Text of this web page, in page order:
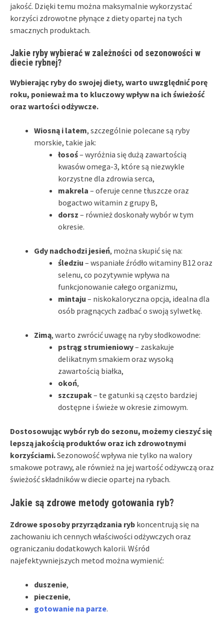
jakość. Dzięki temu można maksymalnie wykorzystać
korzyści zdrowotne płynące z diety opartej na tych
smacznych produktach.
Jakie ryby wybierać w zależności od sezonowości w
diecie rybnej?
Wybierając ryby do swojej diety, warto uwzględnić porę
roku, ponieważ ma to kluczowy wpływ na ich świeżość
oraz wartości odżywcze.
Wiosną i latem, szczególnie polecane są ryby
morskie, takie jak:
łosoś– wyróżnia się dużą zawartością
kwasów omega-3, które są niezwykle
korzystne dla zdrowia serca,
makrela – oferuje cenne tłuszcze oraz
bogactwo witamin z grupy B,
dorsz – również doskonały wybór w tym
okresie.
Gdy nadchodzi jesień, można skupić się na:
śledziu – wspaniałe źródło witaminy B12 oraz
selenu, co pozytywnie wpływa na
funkcjonowanie całego organizmu,
mintaju – niskokaloryczna opcja, idealna dla
osób pragnących zadbać o swoją sylwetkę.
Zimą, warto zwrócić uwagę na ryby słodkowodne:
pstrąg strumieniowy– zaskakuje
delikatnym smakiem oraz wysoką
zawartością białka,
okoń,
szczupak– te gatunki są często bardziej
dostępne i świeże w okresie zimowym.
Dostosowując wybór ryb do sezonu, możemy cieszyć się
lepszą jakością produktów oraz ich zdrowotnymi
korzyściami.Sezonowość wpływa nie tylko na walory
smakowe potrawy, ale również na jej wartość odżywczą oraz
świeżość składników w diecie opartej na rybach.
Jakie są zdrowe metody gotowania ryb?
Zdrowe sposoby przyrządzania ryb koncentrują się na
zachowaniu ich cennych właściwości odżywczych oraz
ograniczaniu dodatkowych kalorii. Wśród
najefektywniejszych metod można wymienić:
duszenie,
pieczenie,
gotowanie na parze.